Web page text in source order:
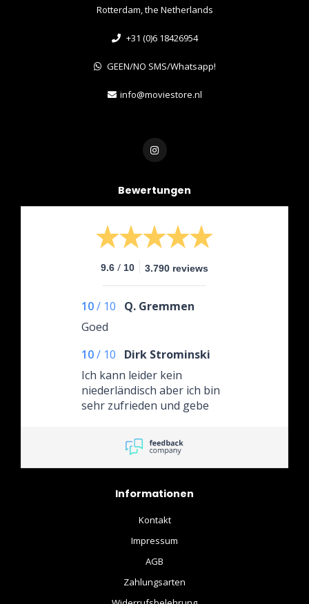
Rotterdam, the Netherlands
+31 (0)6 18426954
GEEN/NO SMS/Whatsapp!
info@moviestore.nl
Bewertungen
9.6 / 10 3.790 reviews
10/ 10
Q. Gremmen
Goed
10/ 10
Dirk Strominski
Ich kann leider kein
niederländisch aber ich bin
sehr zufrieden und gebe
Sterne. Sehr
empfehlenswerter Händler
auch nach dem Kauf gibt es
Unterhaltung. Ich werde
einkaufen. Liebe Grüße
Informationen
Kontakt
Impressum
AGB
Zahlungsarten